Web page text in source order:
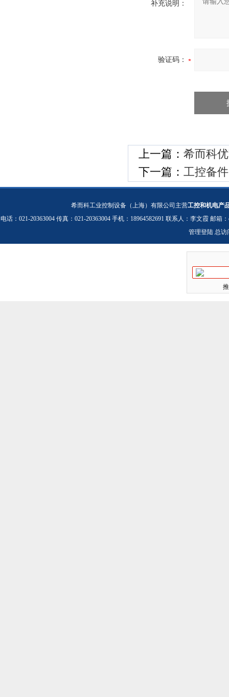
补充说明：
验证码：
上一篇： 希而科
下一篇： 工控备
希而科工业控制设备（上海）有限公司主营工控和机电产
电话：021-20363004 传真：021-20363004 手机：18964582691 联系人：李文霞 邮箱：
管理登陆 总访